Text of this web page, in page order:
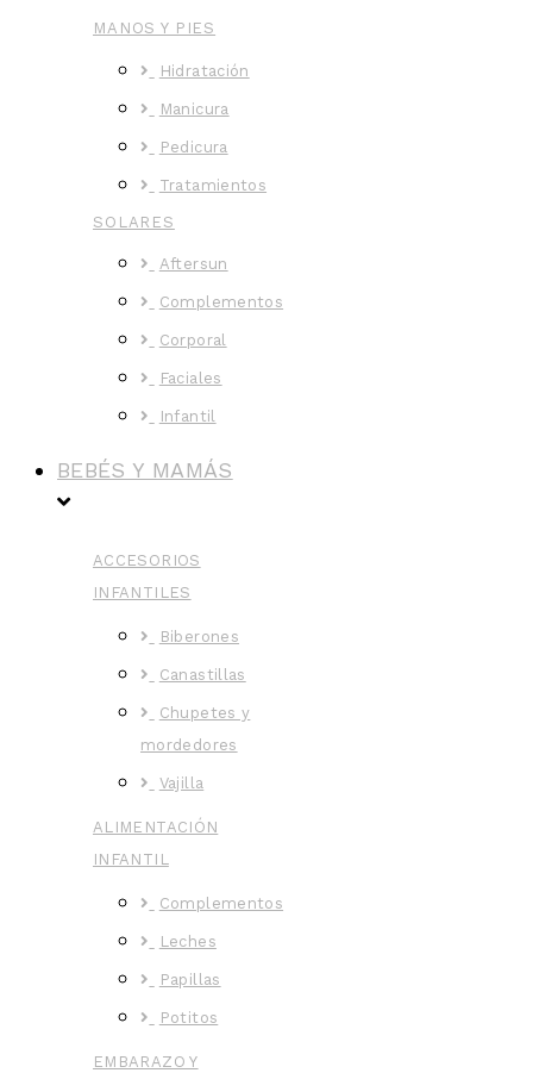
MANOS Y PIES
Hidratación
Manicura
Pedicura
Tratamientos
SOLARES
Aftersun
Complementos
Corporal
Faciales
Infantil
BEBÉS Y MAMÁS
ACCESORIOS
INFANTILES
Biberones
Canastillas
Chupetes y
mordedores
Vajilla
ALIMENTACIÓN
INFANTIL
Complementos
Leches
Papillas
Potitos
EMBARAZO Y